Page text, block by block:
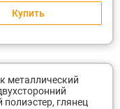
Купить
металлический
полиэстер, глянец